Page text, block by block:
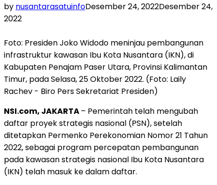
by nusantarasatuinfoDesember 24, 2022Desember 24,
2022
Foto: Presiden Joko Widodo meninjau pembangunan
infrastruktur kawasan Ibu Kota Nusantara (IKN), di
Kabupaten Penajam Paser Utara, Provinsi Kalimantan
Timur, pada Selasa, 25 Oktober 2022. (Foto: Laily
Rachev - Biro Pers Sekretariat Presiden)
NSI.com, JAKARTA– Pemerintah telah mengubah
daftar proyek strategis nasional (PSN), setelah
ditetapkan Permenko Perekonomian Nomor 21 Tahun
2022, sebagai program percepatan pembangunan
pada kawasan strategis nasional Ibu Kota Nusantara
(IKN) telah masuk ke dalam daftar.